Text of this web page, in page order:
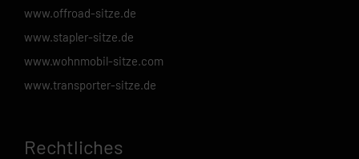
www.offroad-sitze.de
www.stapler-sitze.de
www.wohnmobil-sitze.com
www.transporter-sitze.de
Rechtliches